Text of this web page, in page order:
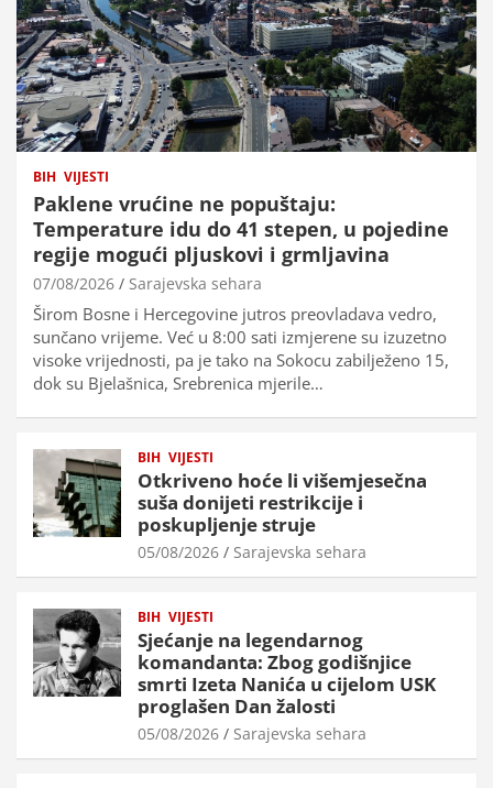
BIH VIJESTI
Paklene vrućine ne popuštaju:
Temperature idu do 41 stepen, u pojedine
regije mogući pljuskovi i grmljavina
07/08/2026 Sarajevska sehara
Širom Bosne i Hercegovine jutros preovladava vedro,
sunčano vrijeme. Već u 8:00 sati izmjerene su izuzetno
visoke vrijednosti, pa je tako na Sokocu zabilježeno 15,
dok su Bjelašnica, Srebrenica mjerile…
BIH VIJESTI
Otkriveno hoće li višemjesečna
suša donijeti restrikcije i
poskupljenje struje
05/08/2026 Sarajevska sehara
BIH VIJESTI
Sjećanje na legendarnog
komandanta: Zbog godišnjice
smrti Izeta Nanića u cijelom USK
proglašen Dan žalosti
05/08/2026 Sarajevska sehara